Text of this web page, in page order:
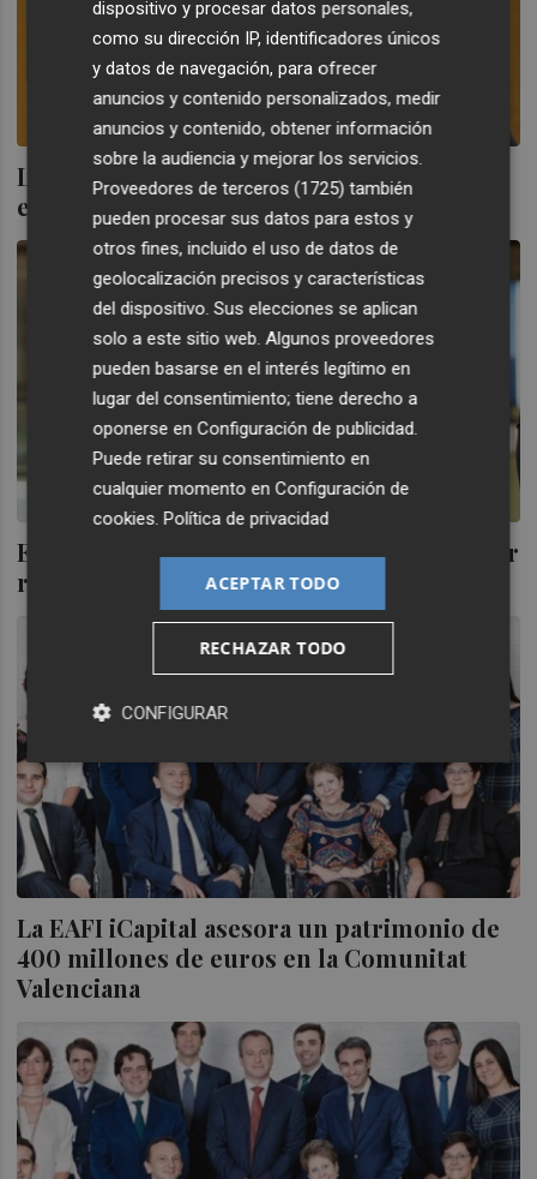
La EAF iCapital se refuerza en València con
el fichaje de Jesús Ferrando
El presidente de la aerolínea canaria Binter
reduce un 19% su participación en Natra
La EAFI iCapital asesora un patrimonio de
400 millones de euros en la Comunitat
Valenciana
dispositivo y procesar datos personales,
como su dirección IP, identificadores únicos
y datos de navegación, para ofrecer
anuncios y contenido personalizados, medir
anuncios y contenido, obtener información
sobre la audiencia y mejorar los servicios.
Proveedores de terceros (1725) también
pueden procesar sus datos para estos y
otros fines, incluido el uso de datos de
geolocalización precisos y características
del dispositivo. Sus elecciones se aplican
solo a este sitio web. Algunos proveedores
pueden basarse en el interés legítimo en
lugar del consentimiento; tiene derecho a
oponerse enConfiguración de publicidad
Puede retirar su consentimiento en
cualquier momento enConfiguración de
cookies .Política de privacidad
ACEPTAR TODO
RECHAZAR TODO
CONFIGURAR